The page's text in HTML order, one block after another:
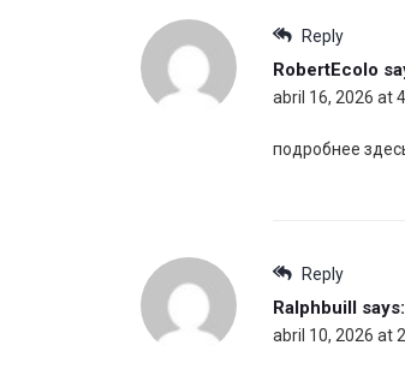
Reply
RobertEcolo
abril 16, 2026 at
подробнее
Reply
Ralphbuill says:
abril 10, 2026 at